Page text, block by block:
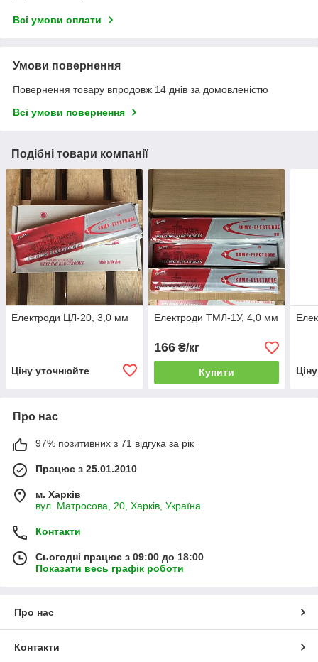
Всі умови оплати
Умови повернення
Повернення товару впродовж 14 днів за домовленістю
Всі умови повернення
Подібні товари компанії
Електроди ЦЛ-20, 3,0 мм
Ціну уточнюйте
Електроди ТМЛ-1У, 4,0 мм
166₴/кг
Купити
Про нас
97% позитивних з 71 відгука за рік
Працює з 25.01.2010
м. Харків
вул. Матросова, 20, Харків, Україна
Контакти
Сьогодні працює з 09:00 до 18:00
Показати весь графік роботи
Про нас
Контакти